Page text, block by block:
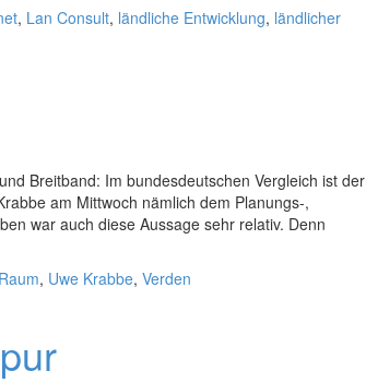
, Lan Consult, ländliche Entwicklung, ländlicher
Breitband: Im bundesdeutschen Vergleich ist der
am Mittwoch nämlich dem Planungs-,
war auch diese Aussage sehr relativ. Denn
, Uwe Krabbe, Verden